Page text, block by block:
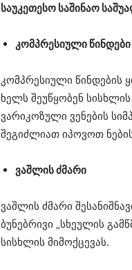
საუკეთესო საშინაო
კომპრესიული წინდები
კომპრესიული წინდების
ხელს შეუწყობენ სისხლის
ვარიკოზული ვენების
შეგიძლიათ იპოვოთ
ვაშლის ძმარი
ვაშლის ძმარი
ბუნებრივი „სხეულის
სისხლის მიმოქცევას.